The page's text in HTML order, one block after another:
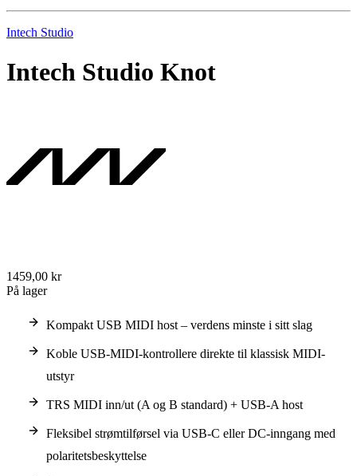
Intech Studio
Intech Studio Knot
1459,00 kr
På lager
Kompakt USB MIDI host – verdens minste i sitt slag
Koble USB-MIDI-kontrollere direkte til klassisk MIDI-
utstyr
TRS MIDI inn/ut (A og B standard) + USB-A host
Fleksibel strømtilførsel via USB-C eller DC-inngang med
polaritetsbeskyttelse